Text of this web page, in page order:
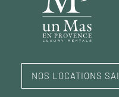
103 m²
NOS LOCATIONS